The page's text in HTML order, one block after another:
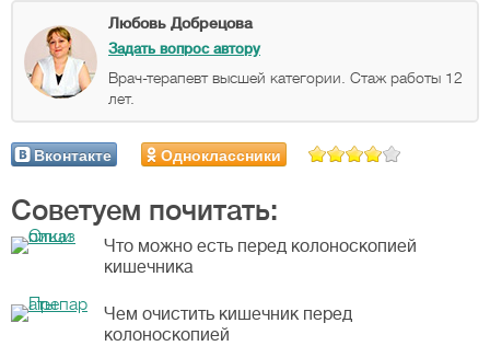
Любовь Добрецова
Задать вопрос автору
Врач-терапевт высшей категории. Стаж работы 12
лет.
Вконтакте Одноклассники
Советуем почитать:
Что можно есть перед колоноскопией
кишечника
Чем очистить кишечник перед
колоноскопией